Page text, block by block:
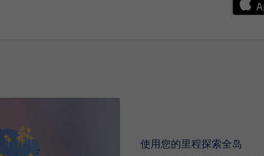
使用您的里程探索全岛